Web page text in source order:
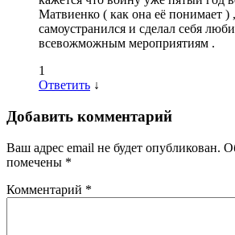
Матвиенко ( как она её понимает )
самоустранился и сделал себя
всевожможным мероприятиям .
1
Ответить ↓
Добавить комментарий
Ваш адрес email не будет опубликован.
помечены *
Комментарий *